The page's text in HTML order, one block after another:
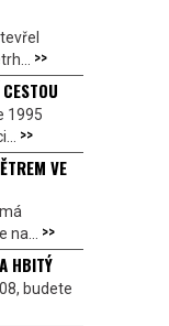
>>
1995
>>
VE
na... >>
HBITÝ
budete